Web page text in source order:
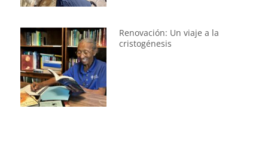
Renovación: Un viaje a la
cristogénesis